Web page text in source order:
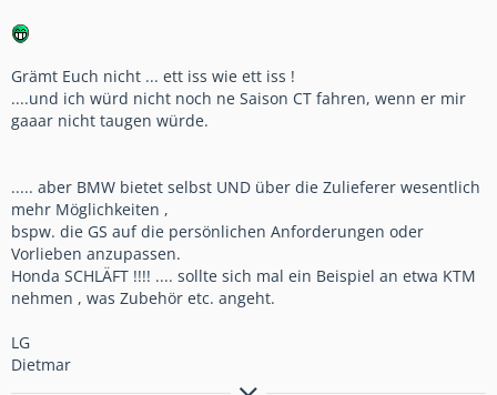
Grämt Euch nicht ... ett iss wie ett iss !
....und ich würd nicht noch ne Saison CT fahren, wenn er mir
gaaar nicht taugen würde.
..... aber BMW bietet selbst UND über die Zulieferer wesentlich
mehr Möglichkeiten ,
bspw. die GS auf die persönlichen Anforderungen oder
Vorlieben anzupassen.
Honda SCHLÄFT !!!! .... sollte sich mal ein Beispiel an etwa KTM
nehmen , was Zubehör etc. angeht.
LG
Dietmar